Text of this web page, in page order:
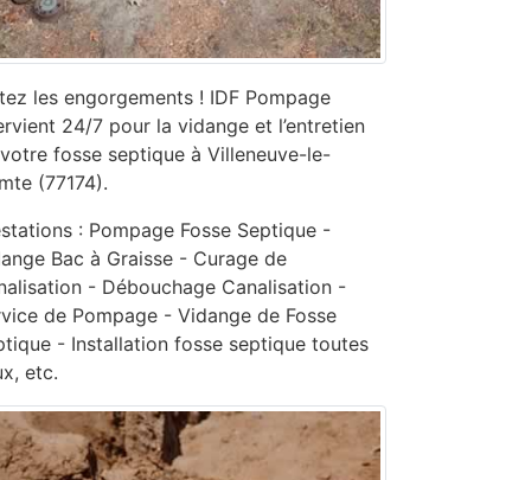
les engorgements ! IDF Pompage
24/7 pour la vidange et l’entretien
fosse septique à Villeneuve-le-
(77174).
: Pompage Fosse Septique -
Bac à Graisse - Curage de
- ‎Débouchage Canalisation -
de Pompage - ‎Vidange de Fosse
- Installation fosse septique toutes
etc.